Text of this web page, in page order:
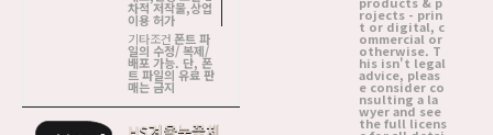
차적 저작물,상업
이용 허가
기타조건폰트 파
일의 수정/ 복제/
배포 가능. 단, 폰
트 파일의 유료 판
매는 금지
HS겨울눈꽃체
rojects - prin
t or digital, c
ommercial or
otherwise. T
his isn't legal
advice, pleas
e consider co
nsulting a la
wyer and see
the full licens